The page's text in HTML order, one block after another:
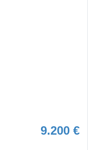
9.200 €